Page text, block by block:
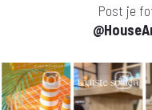
Post je